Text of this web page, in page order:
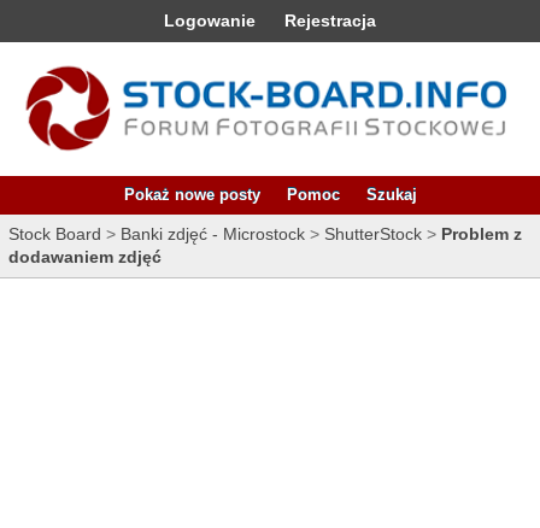
Logowanie Rejestracja
Pokaż nowe posty Pomoc Szukaj
Stock Board > Banki zdjęć - Microstock > ShutterStock > Problem z
dodawaniem zdjęć